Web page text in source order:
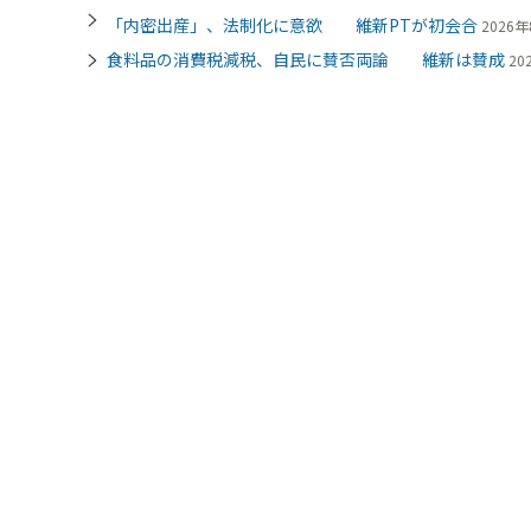
「内密出産」、法制化に意欲 維新PTが初会合 2026
食料品の消費税減税、自民に賛否両論 維新は賛成